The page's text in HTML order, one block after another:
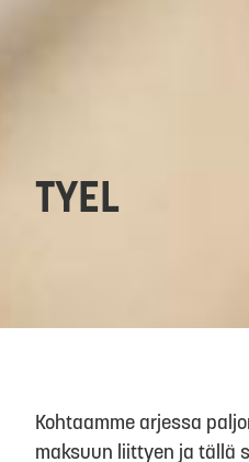
TYEL
Kohtaamme arjessa
maksuun liittyen ja tällä